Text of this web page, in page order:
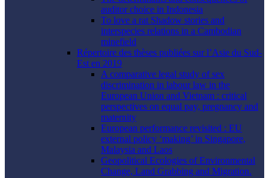
auditor choice in Indonesia
To love a rat Shadow stories and
interspecies relations in a Cambodian
minefield
Répertoire des thèses publiées sur l’Asie du Sud-
Est en 2019
A comparative legal study of sex
discrimination in labour law in the
European Union and Vietnam : critical
perspectives on equal pay, pregnancy and
maternity
European performance revisited : EU
external policy ‘making’ in Singapore,
Malaysia and Laos
Geopolitical Ecologies of Environmental
Change, Land Grabbing and Migration.